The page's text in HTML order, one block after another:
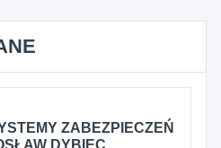
ZABEZPIECZEŃ
DYBIEC